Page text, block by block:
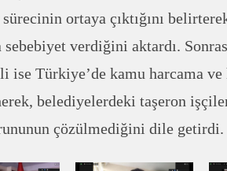
ortaya çıktığını
verdiğini aktardı.
ise Türkiye’de kamu harcama
belediyelerdeki taşeron
çözülmediğini dile getirdi.